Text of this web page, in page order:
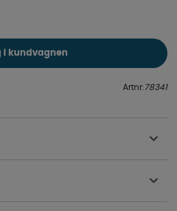
i kundvagnen
Artnr: 78341